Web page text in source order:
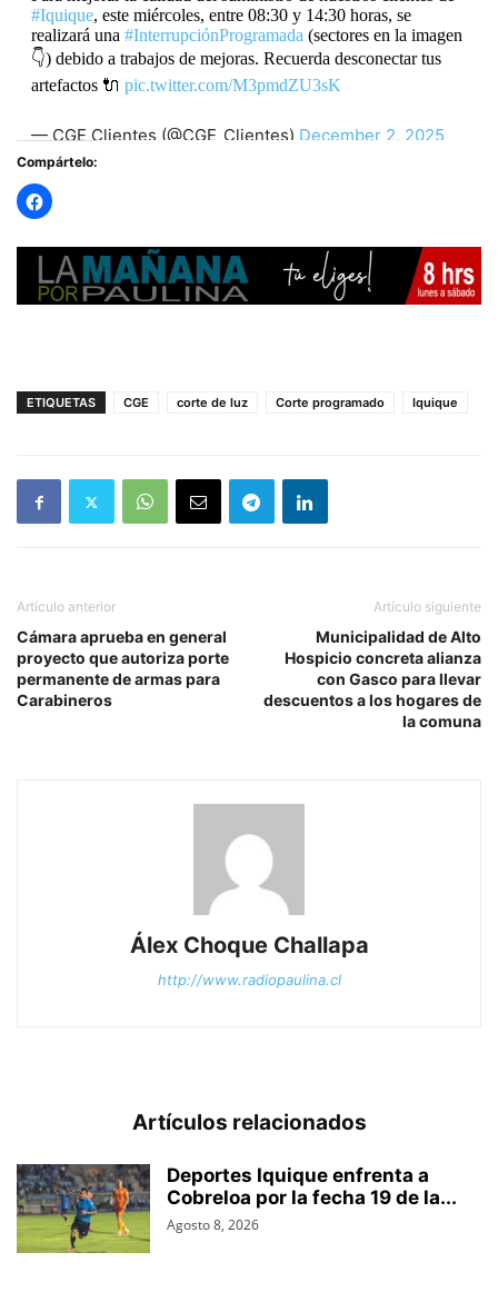
#Iquique, este miércoles, entre 08:30 y 14:30 horas, se
realizará una #InterrupciónProgramada (sectores en la imagen
👇) debido a trabajos de mejoras. Recuerda desconectar tus
artefactos 🔌 pic.twitter.com/M3pmdZU3sK
— CGE Clientes (@CGE_Clientes) December 2, 2025
Compártelo:
ETIQUETAS CGE corte de luz Corte programado Iquique
Artículo anterior
Cámara aprueba en general
proyecto que autoriza porte
permanente de armas para
Carabineros
Artículo siguiente
Municipalidad de Alto
Hospicio concreta alianza
con Gasco para llevar
descuentos a los hogares de
la comuna
Álex Choque Challapa
http://www.radiopaulina.cl
Artículos relacionados
Deportes Iquique enfrenta a
Cobreloa por la fecha 19 de la...
Agosto 8, 2026